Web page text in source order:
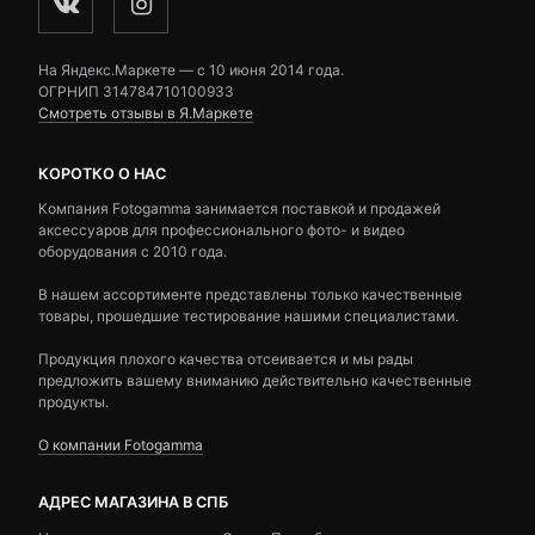
На Яндекс.Маркете — c 10 июня 2014 года.
ОГРНИП 314784710100933
Смотреть отзывы в Я.Маркете
КОРОТКО О НАС
Компания Fotogamma занимается поставкой и продажей
аксессуаров для профессионального фото- и видео
оборудования с 2010 года.
В нашем ассортименте представлены только качественные
товары, прошедшие тестирование нашими специалистами.
Продукция плохого качества отсеивается и мы рады
предложить вашему вниманию действительно качественные
продукты.
О компании Fotogamma
АДРЕС МАГАЗИНА В СПБ